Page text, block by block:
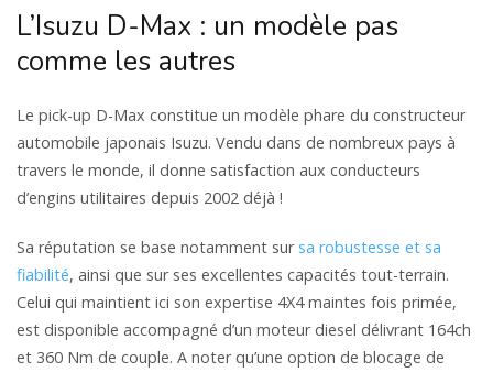
L’Isuzu D-Max : un modèle pas
comme les autres
Le pick-up D-Max constitue un modèle phare du constructeur
automobile japonais Isuzu. Vendu dans de nombreux pays à
travers le monde, il donne satisfaction aux conducteurs
d’engins utilitaires depuis 2002 déjà !
Sa réputation se base notamment sur sa robustesse et sa
fiabilité, ainsi que sur ses excellentes capacités tout-terrain.
Celui qui maintient ici son expertise 4X4 maintes fois primée,
est disponible accompagné d’un moteur diesel délivrant 164ch
et 360 Nm de couple. A noter qu’une option de blocage de